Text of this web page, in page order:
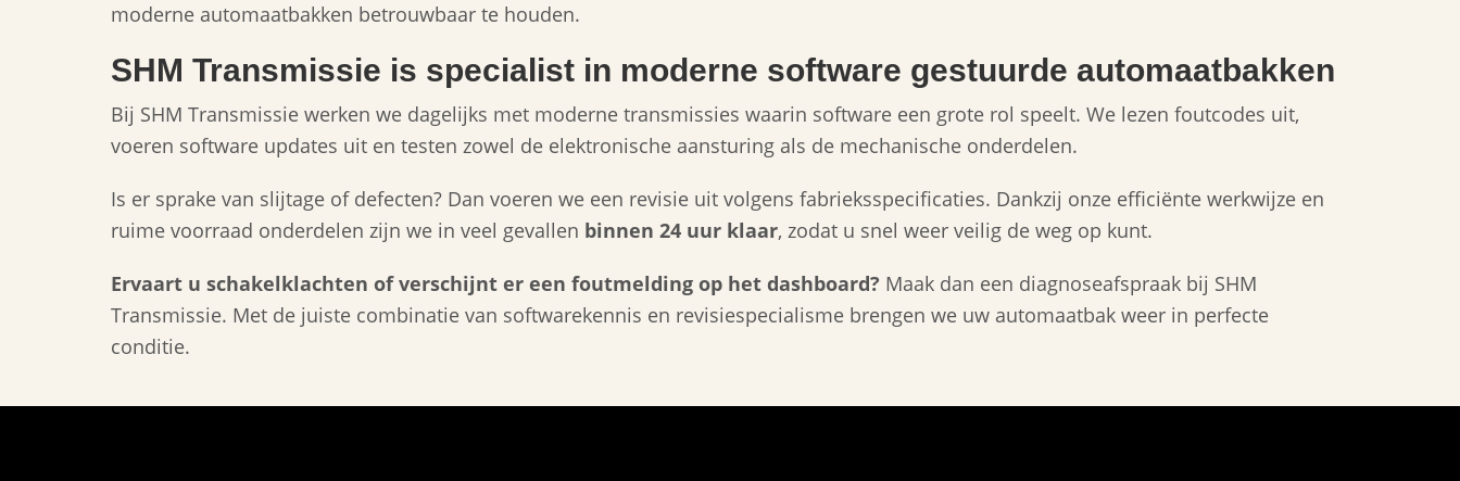
moderne automaatbakken betrouwbaar te houden.
SHM Transmissie is specialist in moderne software gestuurde automaatbakken
Bij SHM Transmissie werken we dagelijks met moderne transmissies waarin software een grote rol speelt. We lezen foutcodes uit,
voeren software updates uit en testen zowel de elektronische aansturing als de mechanische onderdelen.
Is er sprake van slijtage of defecten? Dan voeren we een revisie uit volgens fabrieksspecificaties. Dankzij onze efficiënte werkwijze en
ruime voorraad onderdelen zijn we in veel gevallen binnen 24 uur klaar, zodat u snel weer veilig de weg op kunt.
Ervaart u schakelklachten of verschijnt er een foutmelding op het dashboard? Maak dan een diagnoseafspraak bij SHM
Transmissie. Met de juiste combinatie van softwarekennis en revisiespecialisme brengen we uw automaatbak weer in perfecte
conditie.